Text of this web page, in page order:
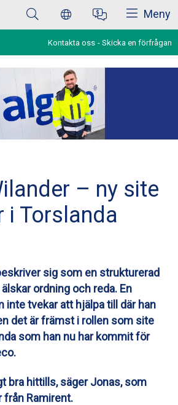
Meny
Kontakta oss Skicka en förfrågan
– ny site
i Torslanda
sig som en strukturerad
ordning och reda. En
inte tvekar att hjälpa till där han
det är främst i rollen som site
som han nu har kommit för
bra hittills, säger Jonas, som
Ramirent.